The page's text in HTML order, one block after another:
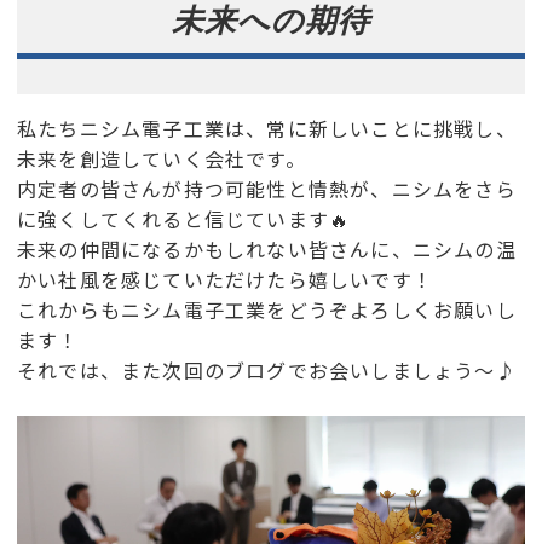
未来への期待
私たちニシム電子工業は、常に新しいことに挑戦し、
未来を創造していく会社です。
内定者の皆さんが持つ可能性と情熱が、ニシムをさら
に強くしてくれると信じています🔥
未来の仲間になるかもしれない皆さんに、ニシムの温
かい社風を感じていただけたら嬉しいです！
これからもニシム電子工業をどうぞよろしくお願いし
ます！
それでは、また次回のブログでお会いしましょう～♪